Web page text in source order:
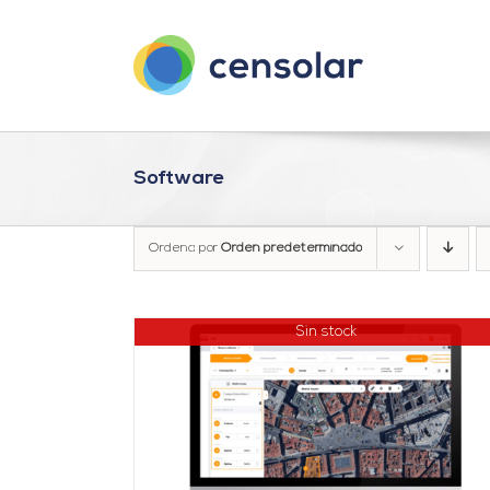
Software
Ordena por Orden predeterminado
Sin stock
DETALLES